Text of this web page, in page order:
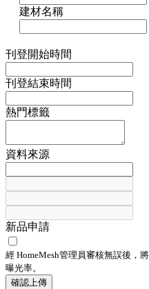
建材名稱
刊登開始時間
刊登結束時間
熱門標籤
資料來源
新品申請
經 HomeMesh管理員審核無誤後，
曝光率。
確認上傳